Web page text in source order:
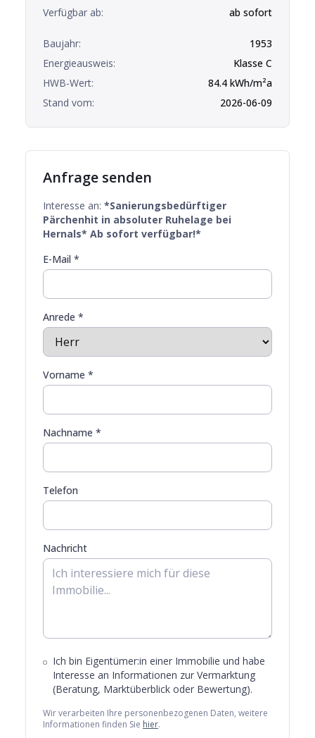
Verfügbar ab:
ab sofort
Baujahr:
1953
Energieausweis:
Klasse C
HWB-Wert:
84.4 kWh/m²a
Stand vom:
2026-06-09
Anfrage senden
Interesse an: *Sanierungsbedürftiger
Pärchenhit in absoluter Ruhelage bei
Hernals* Ab sofort verfügbar!*
E-Mail *
Anrede *
Vorname *
Nachname *
Telefon
Nachricht
Ich bin Eigentümer:in einer Immobilie und habe
Interesse an Informationen zur Vermarktung
(Beratung, Marktüberblick oder Bewertung).
Wir verarbeiten Ihre personenbezogenen Daten, weitere
Informationen finden Sie hier.